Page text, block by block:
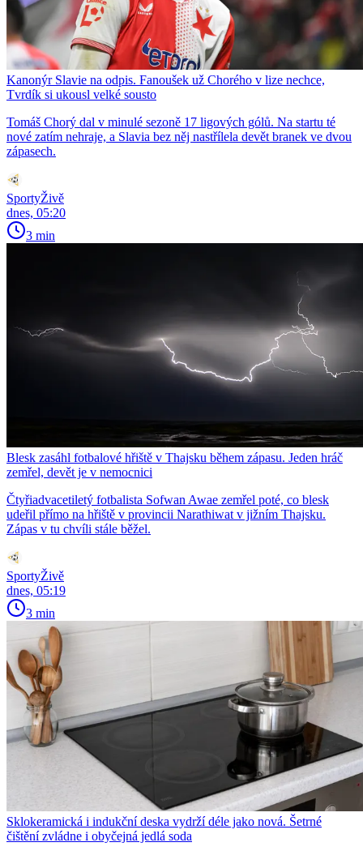
Kanonýr Slavie na odpis. Fanoušek už Chorého v lize nechce,
Tvrdík si ukousl velké sousto
Tomáš Chorý dal v minulé sezoně 17 ligových gólů. Na startu té
nové zatím nehraje, a Slavia bez něj nastřílela devět branek ve dvou
zápasech.
SportyŽivě
dnes, 05:20
3 min
Blesk zasáhl fotbalové hřiště v Thajsku během zápasu. Jeden hráč
zemřel, devět je v nemocnici
Čtyřiadvacetiletý fotbalista Sofwan Awae zemřel poté, co blesk
udeřil přímo na hřiště v provincii Narathiwat v jižním Thajsku.
Zápas v tu chvíli stále běžel.
SportyŽivě
dnes, 05:19
3 min
Sklokeramická i indukční deska vydrží déle jako nová. Šetrné
čištění zvládne i obyčejná jedlá soda